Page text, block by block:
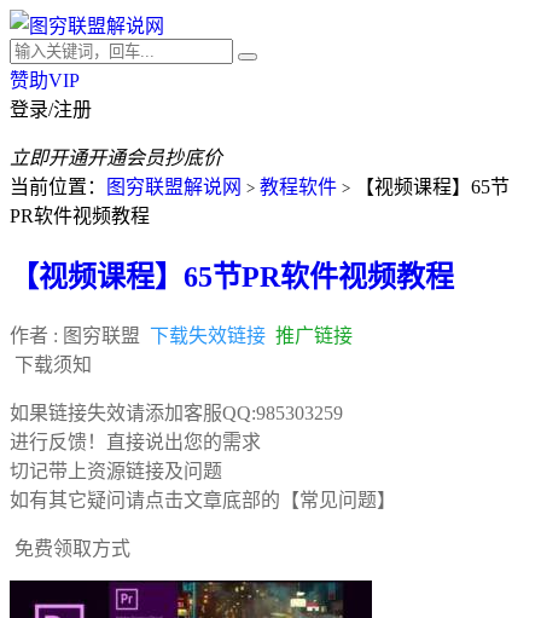
赞助VIP
登录/注册
立即开通开通会员抄底价
当前位置：
图穷联盟解说网 > 教程软件 > 【视频课程】65节
PR软件视频教程
【视频课程】65节PR软件视频教程
作者 : 图穷联盟 下载失效链接 推广链接
下载须知
如果链接失效请添加客服QQ:985303259
进行反馈！直接说出您的需求
切记带上资源链接及问题
如有其它疑问请点击文章底部的【常见问题】
免费领取方式